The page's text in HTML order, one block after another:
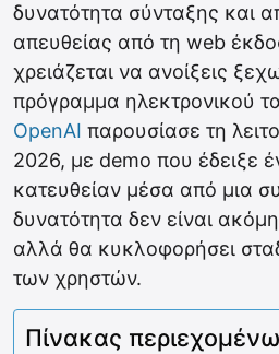
δυνατότητα σύνταξης και
απευθείας από τη web
χρειάζεται να ανοίξεις
πρόγραμμα ηλεκτρονικού
OpenAI παρουσίασε τη
2026, με demo που έδειξε
κατευθείαν μέσα από μια
δυνατότητα δεν είναι
αλλά θα κυκλοφορήσει
των χρηστών.
Πίνακας